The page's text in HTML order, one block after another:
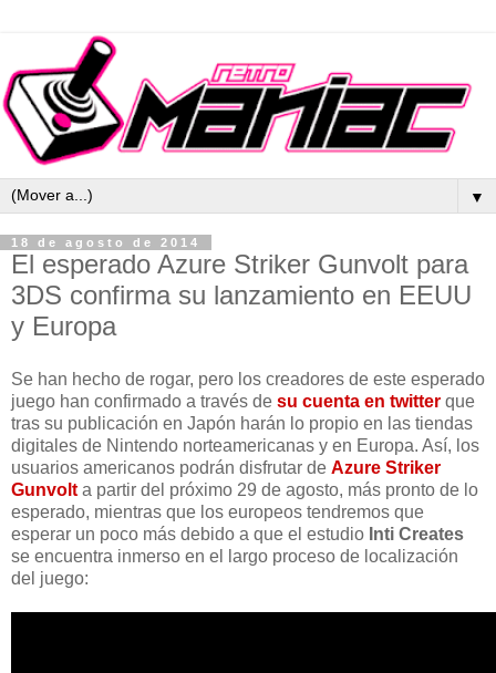
▼
18 de agosto de 2014
El esperado Azure Striker Gunvolt para
3DS confirma su lanzamiento en EEUU
y Europa
Se han hecho de rogar, pero los creadores de este esperado
juego han confirmado a través de su cuenta en twitter que
tras su publicación en Japón harán lo propio en las tiendas
digitales de Nintendo norteamericanas y en Europa. Así, los
usuarios americanos podrán disfrutar de Azure Striker
Gunvolt a partir del próximo 29 de agosto, más pronto de lo
esperado, mientras que los europeos tendremos que
esperar un poco más debido a que el estudio Inti Creates
se encuentra inmerso en el largo proceso de localización
del juego: